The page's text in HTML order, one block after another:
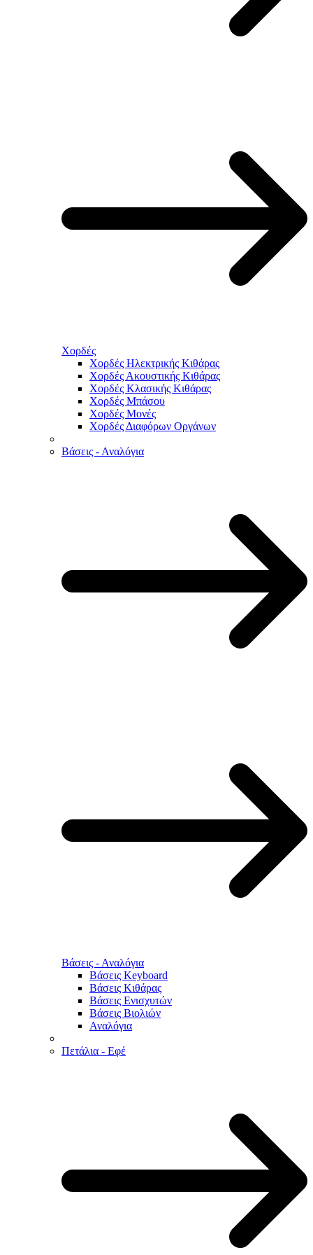
Χορδές
Χορδές Ηλεκτρικής Κιθάρας
Χορδές Ακουστικής Κιθάρας
Χορδές Κλασικής Κιθάρας
Χορδές Μπάσου
Χορδές Μονές
Χορδές Διαφόρων Οργάνων
Βάσεις - Αναλόγια
Βάσεις - Αναλόγια
Βάσεις Keyboard
Βάσεις Κιθάρας
Βάσεις Ενισχυτών
Βάσεις Βιολιών
Αναλόγια
Πετάλια - Εφέ